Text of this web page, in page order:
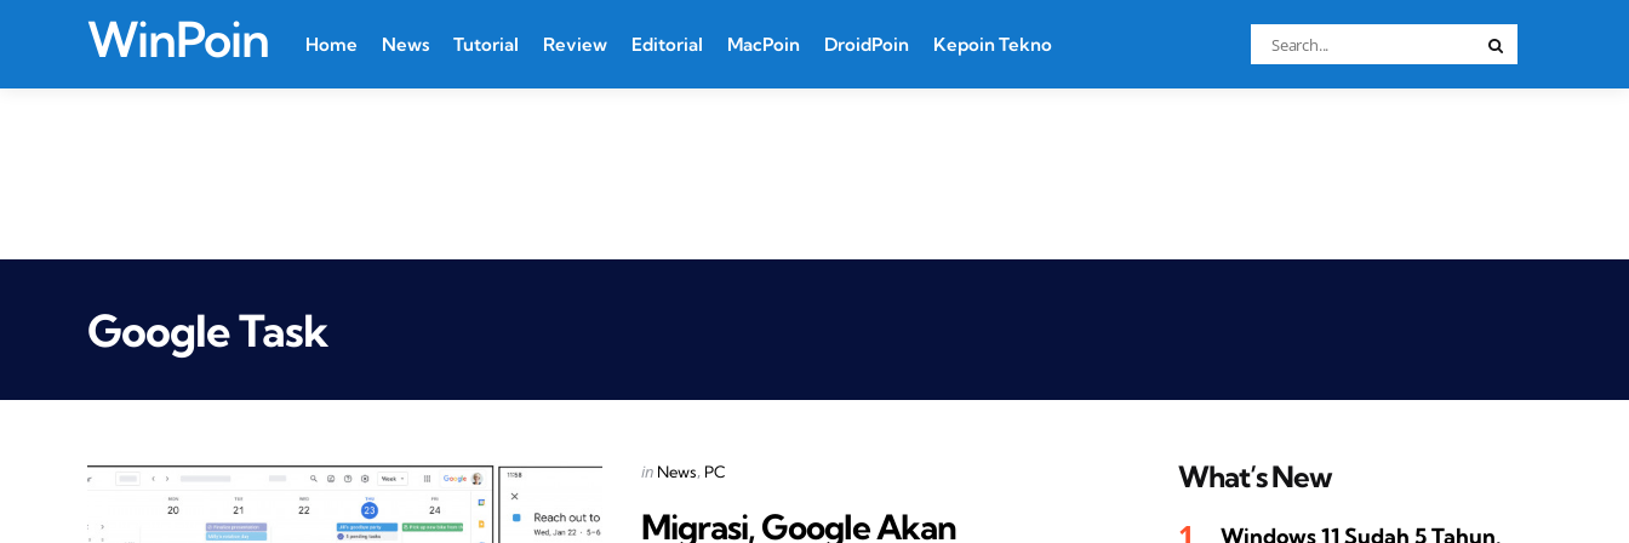
WinPoin Home News Tutorial Review Editorial MacPoin DroidPoin Kepoin Tekno
Search
for:
Google Task
Categories
Posted
in News PC
Migrasi, Google Akan
What’s New
Windows 11 Sudah 5 Tahun,